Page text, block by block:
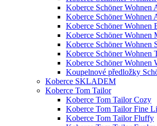
Koberce Schöner Wohnen
Koberce Schöner Wohnen
Koberce Schöner Wohnen
Koberce Schöner Wohnen
Koberce Schöner Wohnen
Koberce Schöner Wohnen
Koberce Schöner Wohnen
Koupelnové předložky
Koberce SKLADEM
Koberce Tom Tailor
Koberce Tom Tailor Cozy
Koberce Tom Tailor Fine
Koberce Tom Tailor Fluffy